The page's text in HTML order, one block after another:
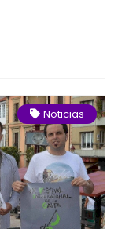
Noticias